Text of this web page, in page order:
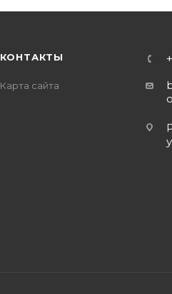
КОНТАКТЫ
Карта сайта